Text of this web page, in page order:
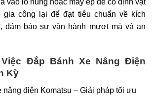
gia công lại để đạt tiêu chuẩn về kích
đảm bảo sự vận hành mượt mà và an
Đắp Bánh Xe Nâng Điện
Kỳ